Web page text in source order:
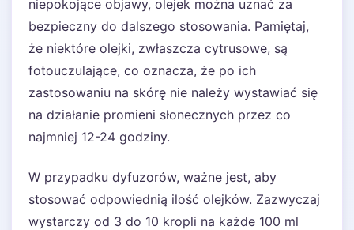
niepokojące objawy, olejek można uznać za
bezpieczny do dalszego stosowania. Pamiętaj,
że niektóre olejki, zwłaszcza cytrusowe, są
fotouczulające, co oznacza, że po ich
zastosowaniu na skórę nie należy wystawiać się
na działanie promieni słonecznych przez co
najmniej 12-24 godziny.
W przypadku dyfuzorów, ważne jest, aby
stosować odpowiednią ilość olejków. Zazwyczaj
wystarczy od 3 do 10 kropli na każde 100 ml